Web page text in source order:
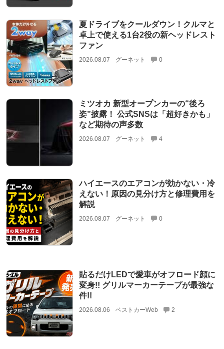
夏ドライブをクールダウン！クルマと
卓上で使える1台2役の新ヘッドレスト
ファン
2026.08.07 グーネット 0
ミツオカ 新型オープンカーの“後ろ
姿”披露！ 公式SNSは「超好きかも」
など期待の声多数
2026.08.07 グーネット 4
ハイエースのエアコンが効かない・冷
えない！原因の見分け方と修理費用を
解説
2026.08.07 グーネット 0
貼るだけLEDで愛車がオフロード顔に
変身!! グリルマーカーテープが最強な
件!!
2026.08.06 ベストカーWeb 2